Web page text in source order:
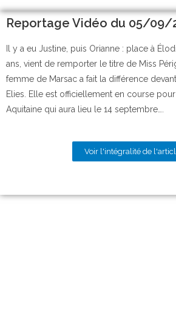
Reportage Vidéo du 05/09/
Il y a eu Justine, puis Orianne : place à
ans, vient de remporter le titre de Miss
femme de Marsac a fait la différence
Elies. Elle est officiellement en course
Aquitaine qui aura lieu le 14 septembre….
Voir l'intégralité de